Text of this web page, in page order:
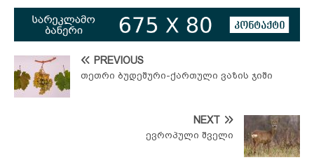
PREVIOUS
თეთრი ბუდეშური-ქართული ვაზის ჯიში
NEXT
ევროპული შველი